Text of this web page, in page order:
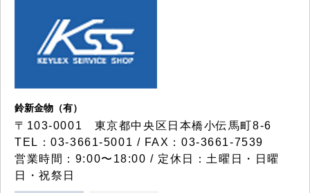
鈴新金物（有）
〒103-0001 東京都中央区日本橋小伝馬町8-6
TEL：03-3661-5001 / FAX：03-3661-7539
営業時間：9:00〜18:00 / 定休日：土曜日・日曜
日・祝祭日